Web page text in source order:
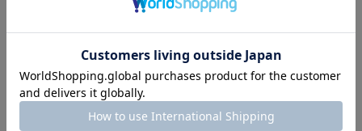
す。
※UR CLUB会員サイトへ移動します。
UR CLUBの詳しいサービス内容はこちら